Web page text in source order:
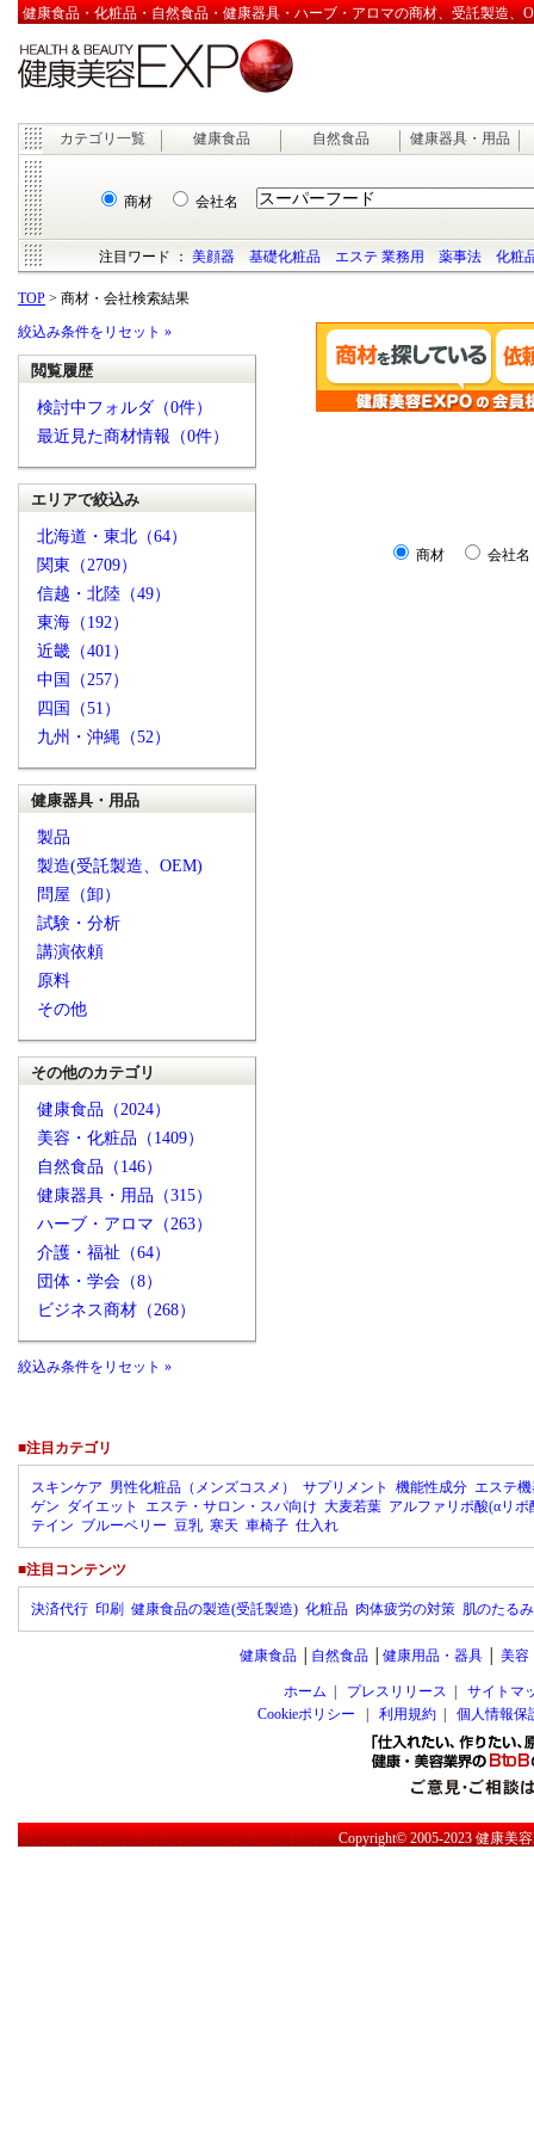
健康食品・化粧品・自然食品・健康器具・ハーブ・アロマの商材、受託製造、
カテゴリ一覧 健康食品 自然食品 健康器具・用品
商材 会社名
注目ワード ：美顔器 基礎化粧品 エステ 業務用 薬事法 化粧
TOP > 商材・会社検索結果
絞込み条件をリセット »
閲覧履歴
検討中フォルダ（0件）
最近見た商材情報（0件）
エリアで絞込み
北海道・東北（64）
関東（2709）
信越・北陸（49）
東海（192）
近畿（401）
中国（257）
四国（51）
九州・沖縄（52）
健康器具・用品
製品
製造(受託製造、OEM)
問屋（卸）
試験・分析
講演依頼
原料
その他
その他のカテゴリ
健康食品（2024）
美容・化粧品（1409）
自然食品（146）
健康器具・用品（315）
ハーブ・アロマ（263）
介護・福祉（64）
団体・学会（8）
ビジネス商材（268）
絞込み条件をリセット »
商材 会社名
■注目カテゴリ
スキンケア 男性化粧品（メンズコスメ） サプリメント 機能性成分 エステ
ゲン ダイエット エステ・サロン・スパ向け 大麦若葉 アルファリポ酸(αリポ
テイン ブルーベリー 豆乳 寒天 車椅子 仕入れ
■注目コンテンツ
決済代行 印刷 健康食品の製造(受託製造) 化粧品 肉体疲労の対策 肌のたる
健康食品│ 自然食品│ 健康用品・器具│ 美容
ホーム プレスリリース
サイトマ
Cookieポリシー
利用規約| 個人情報保
Copyright© 2005-2023健康美